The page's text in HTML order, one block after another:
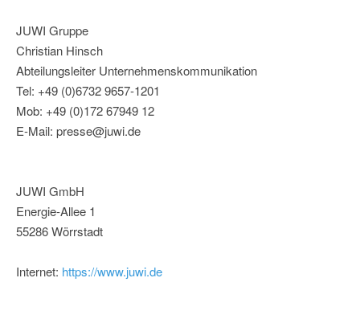
JUWI Gruppe
Christian Hinsch
Abteilungsleiter Unternehmenskommunikation
Tel: +49 (0)6732 9657-1201
Mob: +49 (0)172 67949 12
E-Mail: presse@juwi.de
JUWI GmbH
Energie-Allee 1
55286 Wörrstadt
Internet: https://www.juwi.de